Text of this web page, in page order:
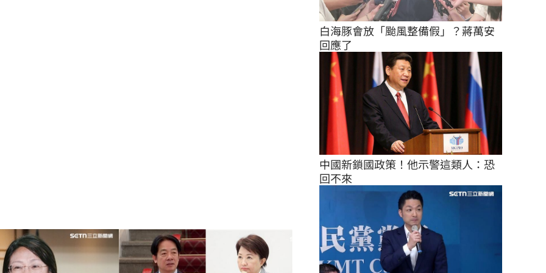
白海豚會放「颱風整備假」？蔣萬安
回應了
中國新鎖國政策！他示警這類人：恐
回不來